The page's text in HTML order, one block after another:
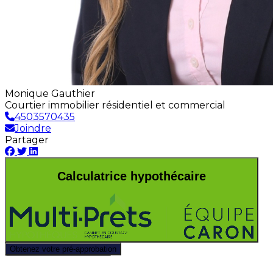
Monique Gauthier
Courtier immobilier résidentiel et commercial
4503570435
Joindre
Partager
Calculatrice hypothécaire
Obtenez votre pré-approbation